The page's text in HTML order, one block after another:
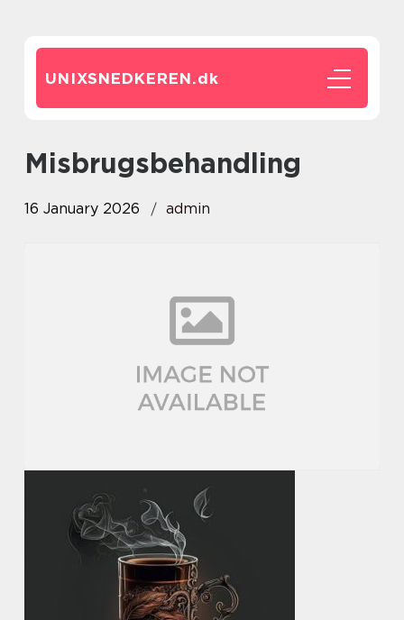
UNIXSNEDKEREN.dk
misbrugsbehandling
16 January 2026 admin